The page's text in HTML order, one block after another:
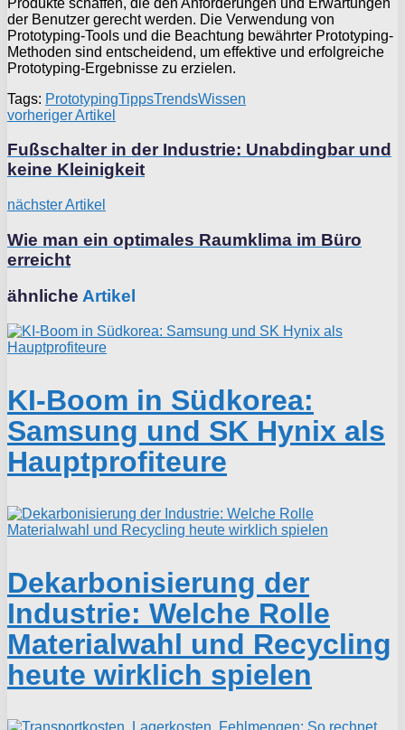
der Benutzer gerecht werden. Die Verwendung von
Prototyping-Tools und die Beachtung bewährter Prototyping-
Methoden sind entscheidend, um effektive und erfolgreiche
Prototyping-Ergebnisse zu erzielen.
Tags: PrototypingTippsTrendsWissen
vorheriger Artikel
Fußschalter in der Industrie: Unabdingbar und
keine Kleinigkeit
nächster Artikel
Wie man ein optimales Raumklima im Büro
erreicht
ähnliche Artikel
KI-Boom in Südkorea:
Samsung und SK Hynix als
Hauptprofiteure
Dekarbonisierung der
Industrie: Welche Rolle
Materialwahl und Recycling
heute wirklich spielen